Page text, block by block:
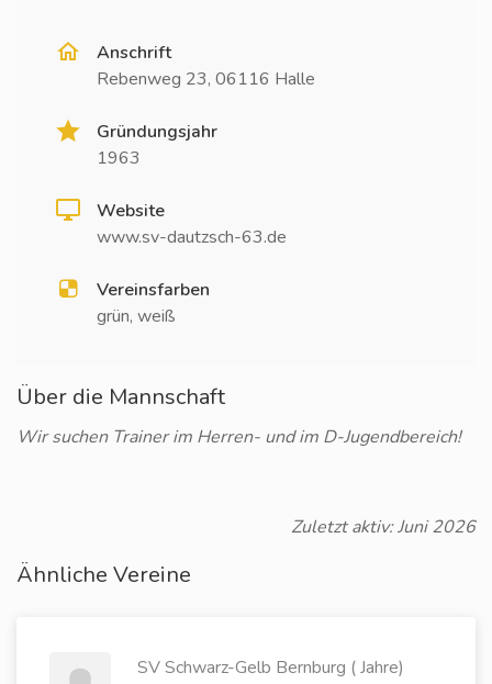
Anschrift
Rebenweg 23, 06116 Halle
Gründungsjahr
1963
Website
www.sv-dautzsch-63.de
Vereinsfarben
grün, weiß
Über die Mannschaft
Wir suchen Trainer im Herren- und im D-Jugendbereich!
Zuletzt aktiv: Juni 2026
Ähnliche Vereine
SV Schwarz-Gelb Bernburg ( Jahre)